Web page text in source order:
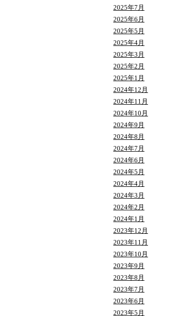
2025年7月
2025年6月
2025年5月
2025年4月
2025年3月
2025年2月
2025年1月
2024年12月
2024年11月
2024年10月
2024年9月
2024年8月
2024年7月
2024年6月
2024年5月
2024年4月
2024年3月
2024年2月
2024年1月
2023年12月
2023年11月
2023年10月
2023年9月
2023年8月
2023年7月
2023年6月
2023年5月